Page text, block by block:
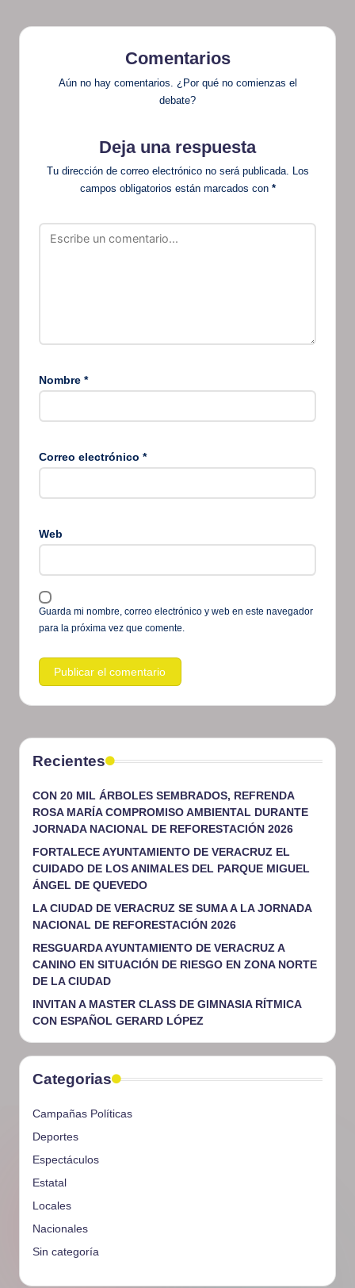
Comentarios
Aún no hay comentarios. ¿Por qué no comienzas el
debate?
Deja una respuesta
Tu dirección de correo electrónico no será publicada. Los
campos obligatorios están marcados con *
Nombre *
Correo electrónico *
Web
Guarda mi nombre, correo electrónico y web en este navegador
para la próxima vez que comente.
Recientes
CON 20 MIL ÁRBOLES SEMBRADOS, REFRENDA
ROSA MARÍA COMPROMISO AMBIENTAL DURANTE
JORNADA NACIONAL DE REFORESTACIÓN 2026
FORTALECE AYUNTAMIENTO DE VERACRUZ EL
CUIDADO DE LOS ANIMALES DEL PARQUE MIGUEL
ÁNGEL DE QUEVEDO
LA CIUDAD DE VERACRUZ SE SUMA A LA JORNADA
NACIONAL DE REFORESTACIÓN 2026
RESGUARDA AYUNTAMIENTO DE VERACRUZ A
CANINO EN SITUACIÓN DE RIESGO EN ZONA NORTE
DE LA CIUDAD
INVITAN A MASTER CLASS DE GIMNASIA RÍTMICA
CON ESPAÑOL GERARD LÓPEZ
Categorias
Campañas Políticas
Deportes
Espectáculos
Estatal
Locales
Nacionales
Sin categoría